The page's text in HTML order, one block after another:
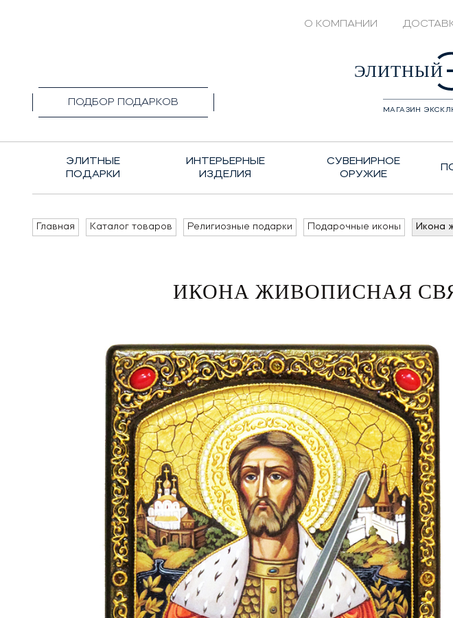
О КОМПАНИИ
ПОДБОР ПОДАРКОВ
+7(495)1428208ЭЛИТНЫЙ
МАГАЗИН
ЭЛИТНЫЕ
ПОДАРКИ
ИНТЕРЬЕРНЫЕ
ИЗДЕЛИЯ
СУВЕНИРНОЕ
ОРУЖИЕ
Главная Каталог товаров Религиозные подарки Подарочные иконы Икона
ИКОНА ЖИВОПИСНАЯ